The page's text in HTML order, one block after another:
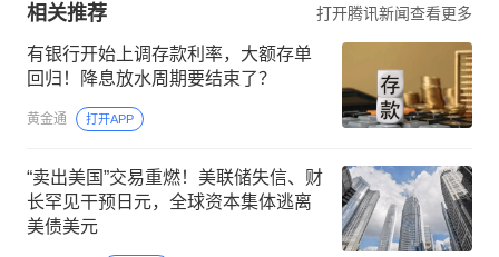
相关推荐 打开腾讯新闻查看更多
有银行开始上调存款利率，大额存单
回归！降息放水周期要结束了？
黄金通 打开APP
“卖出美国”交易重燃！美联储失信、财
长罕见干预日元，全球资本集体逃离
美债美元